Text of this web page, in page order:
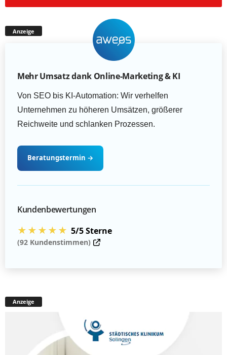
Anzeige
Mehr Umsatz dank Online-Marketing & KI
Von SEO bis KI-Automation: Wir verhelfen
Unternehmen zu höheren Umsätzen, größerer
Reichweite und schlanken Prozessen.
Beratungstermin →
Kundenbewertungen
★★★★★ 5/5 Sterne
(92 Kundenstimmen)
Anzeige